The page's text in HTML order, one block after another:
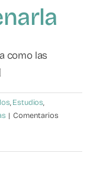
como las
,Estudios,
| Comentarios